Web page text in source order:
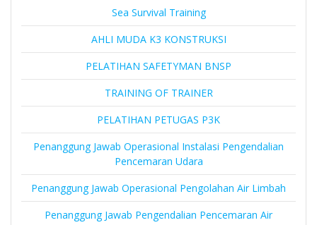
Sea Survival Training
AHLI MUDA K3 KONSTRUKSI
PELATIHAN SAFETYMAN BNSP
TRAINING OF TRAINER
PELATIHAN PETUGAS P3K
Penanggung Jawab Operasional Instalasi Pengendalian
Pencemaran Udara
Penanggung Jawab Operasional Pengolahan Air Limbah
Penanggung Jawab Pengendalian Pencemaran Air